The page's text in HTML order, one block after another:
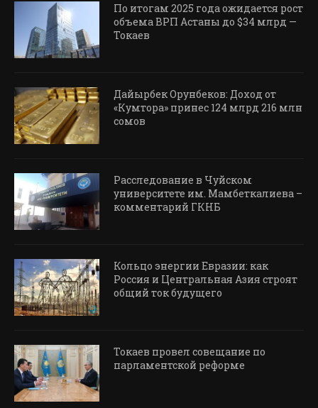
По итогам 2025 года ожидается рост
объема ВРП Астаны до $34 млрд —
Токаев
Дайырбек Орунбеков: Доход от
«Кумтора» принес 124 млрд 216 млн
сомов
Расследование в Чуйском
университете им. Мамбеткалиева –
комментарий ГКНБ
Кольцо энергии Евразии: как
Россия и Центральная Азия строят
общий ток будущего
Токаев провел совещание по
парламентской реформе